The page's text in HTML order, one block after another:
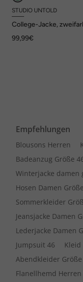
STUDIO UNTOLD
College-Jacke,
99,99€
Empfehlungen
Blousons Herren
Badeanzug Größe
Winterjacke damen
Hosen Damen
Sommerkleider
Jeansjacke Damen
Lederjacke Damen
Jumpsuit 46
Kleid
Abendkleider Größe
Flanellhemd